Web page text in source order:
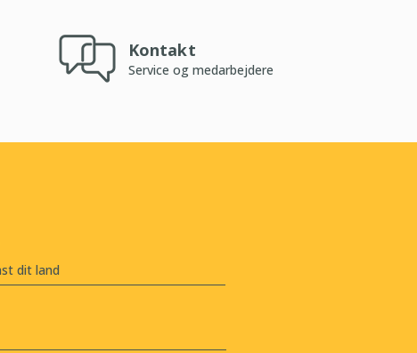
Kontakt
Service og medarbejdere